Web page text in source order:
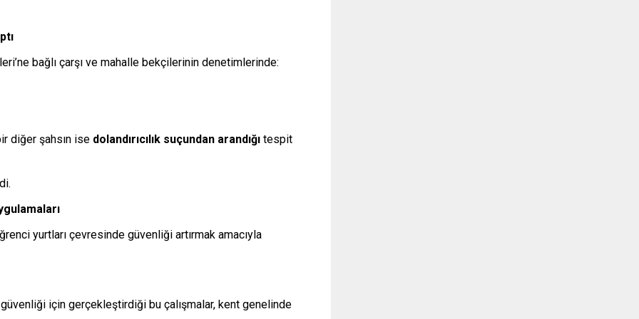
bağlı çarşı ve mahalle bekçilerinin denetimlerinde:
diğer şahsın ise dolandırıcılık suçundan arandığı tespit
yurtları çevresinde güvenliği artırmak amacıyla
için gerçekleştirdiği bu çalışmalar, kent genelinde